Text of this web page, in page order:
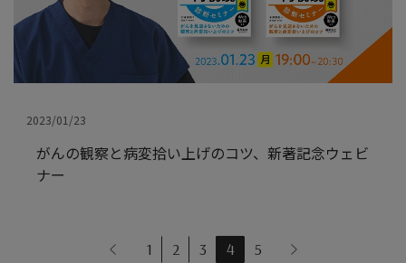
2023/01/23
がんの観察と病変拾い上げのコツ、新著記念ウェビ
ナー
1 2 3 4 5